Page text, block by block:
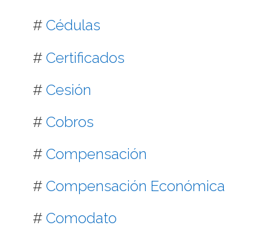
# Cédulas
# Certificados
# Cesión
# Cobros
# Compensación
# Compensación Económica
# Comodato